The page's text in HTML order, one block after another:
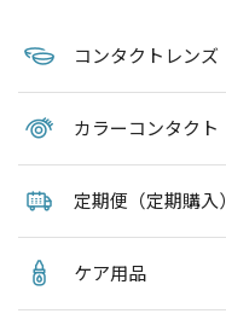
コンタクトレンズ
カラーコンタクト
定期便（定期購入）
ケア用品